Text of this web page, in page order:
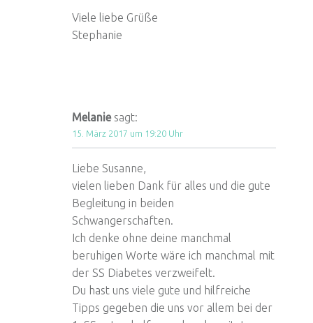
Viele liebe Grüße
Stephanie
Melanie sagt:
15. März 2017 um 19:20 Uhr
Liebe Susanne,
vielen lieben Dank für alles und die gute
Begleitung in beiden
Schwangerschaften.
Ich denke ohne deine manchmal
beruhigen Worte wäre ich manchmal mit
der SS Diabetes verzweifelt.
Du hast uns viele gute und hilfreiche
Tipps gegeben die uns vor allem bei der